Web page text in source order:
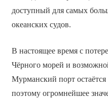
доступный для самых
океанских судов.
В настоящее время с
Чёрного морей и
Мурманский порт
поэтому огромнейшее